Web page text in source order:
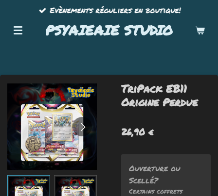
contenu
PSYAIEAIE STUDIO
Evènements réguliers en boutique!
TriPack EB11
Origine Perdue
26,90 €
Ouverture ou
Scellé?
Certains coffrets